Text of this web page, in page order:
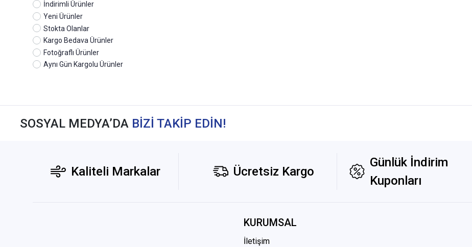
İndirimli Ürünler
Yeni Ürünler
Stokta Olanlar
Kargo Bedava Ürünler
Fotoğraflı Ürünler
Aynı Gün Kargolu Ürünler
SOSYAL MEDYA’DA BİZİ TAKİP EDİN!
Kaliteli Markalar Ücretsiz Kargo
Günlük İndirim
Kuponları
KURUMSAL
İletişim